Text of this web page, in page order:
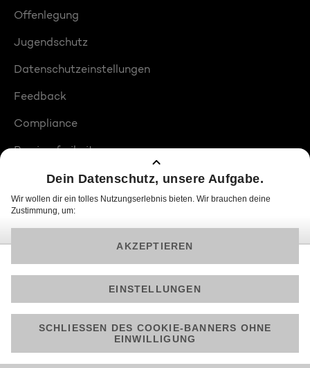
Offenlegung
Jugendschutz
Datenschutzeinstellungen
Feedback
Compliance
Barrierefreiheit
Produktplatzierungen